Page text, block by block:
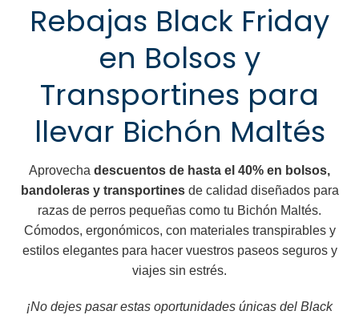
Rebajas Black Friday
en Bolsos y
Transportines para
llevar Bichón Maltés
Aprovecha descuentos de hasta el 40% en bolsos,
bandoleras y transportinesde calidad diseñados para
razas de perros pequeñas como tu Bichón Maltés.
Cómodos, ergonómicos, con materiales transpirables y
estilos elegantes para hacer vuestros paseos seguros y
viajes sin estrés.
¡No dejes pasar estas oportunidades únicas del Black